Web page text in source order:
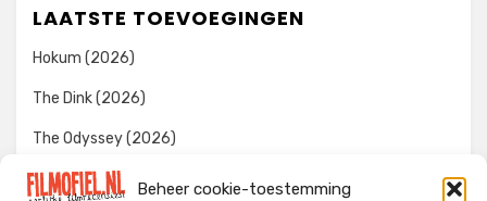
Beheer cookie-toestemming
LAATSTE TOEVOEGINGEN
Hokum (2026)
The Dink (2026)
The Odyssey (2026)
Evil Dead Burn (2026)